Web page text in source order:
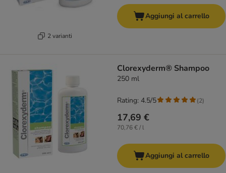
2 varianti
Aggiungi al carrello
Clorexyderm® Shampoo
250 ml
17,69 €
70,76 € / l
Rating: 4.5/5 (2)
Aggiungi al carrello